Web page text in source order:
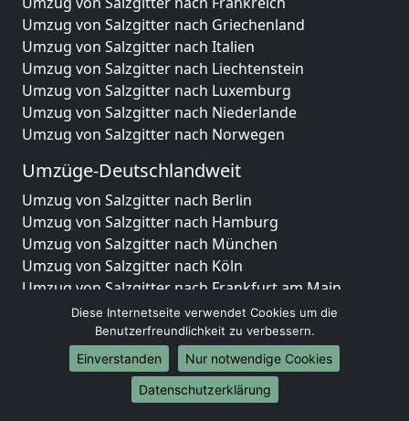
Umzug von Salzgitter nach Griechenland
Umzug von Salzgitter nach Italien
Umzug von Salzgitter nach Liechtenstein
Umzug von Salzgitter nach Luxemburg
Umzug von Salzgitter nach Niederlande
Umzug von Salzgitter nach Norwegen
Umzüge-Deutschlandweit
Umzug von Salzgitter nach Berlin
Umzug von Salzgitter nach Hamburg
Umzug von Salzgitter nach München
Umzug von Salzgitter nach Köln
Umzug von Salzgitter nach Frankfurt am Main
Umzug von Salzgitter nach Stuttgart
Umzug von Salzgitter nach Düsseldorf
Umzug von Salzgitter nach Leipzig
Umzug von Salzgitter nach Dortmund
Umzug von Salzgitter nach Essen
Diese Internetseite verwendet Cookies um die
Benutzerfreundlichkeit zu verbessern.
Einverstanden
Nur notwendige Cookies
Datenschutzerklärung